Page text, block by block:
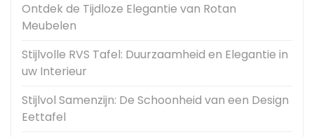
Ontdek de Tijdloze Elegantie van Rotan
Meubelen
Stijlvolle RVS Tafel: Duurzaamheid en Elegantie in
uw Interieur
Stijlvol Samenzijn: De Schoonheid van een Design
Eettafel